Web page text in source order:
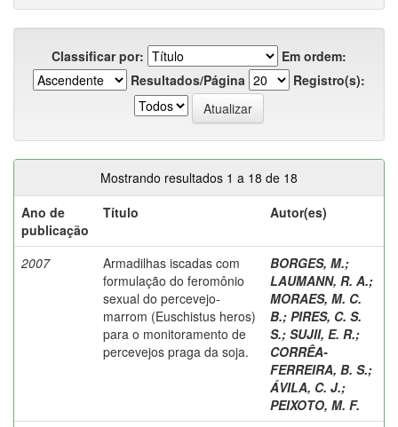
Classificar por:
Em ordem:
Resultados/Página
Registro(s):
Mostrando resultados 1 a 18 de 18
Ano de
publicação
Título Autor(es)
2007
Armadilhas iscadas com
formulação do feromônio
sexual do percevejo-
marrom (Euschistus heros)
para o monitoramento de
percevejos praga da soja.
BORGES, M.;
LAUMANN, R. A.;
MORAES, M. C.
B.; PIRES, C. S.
S.; SUJII, E. R.;
CORRÊA-
FERREIRA, B. S.;
ÁVILA, C. J.;
PEIXOTO, M. F.